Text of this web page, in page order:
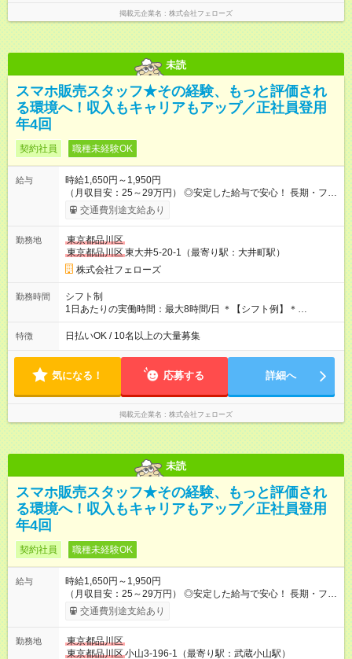
掲載元企業名 株式会社フェローズ
未読
スマホ販売スタッフ★その経験、もっと評価され
る環境へ！収入もキャリアもアップ／正社員登用
年4回
契約社員 職種未経験OK
給与
時給1,650円～1,950円
（月収目安：25～29万円） ◎安定した給与で安心！ 長期・フル
タイムで勤務いただける方にお越しいただきたいと思っていま
す。シフトが削られることはないので、安定した給与が入りま
たいという人もいると思います。このあたりは柔軟に対応する
ので、お気軽にご相談ください！ ※2ヶ月の試用期間がありま
す。その間の給与・待遇に変更はありません。 【試用期間】試
用期間あり 試用期間の長さ：2ヶ月 雇用形態、給与は本採用時
と同じです。
交通費別途支給あり
勤務地
東京都品川区
東京都品川区東大井5-20-1（最寄り駅：大井町駅）
株式会社フェローズ
勤務時間
シフト制
1日あたりの実働時間：最大8時間/日 ＊【シフト例】＊
(1) 10:00～19:00 (2) 11:00～20:00 (3) 12:00～21:00 など ◎
いずれも実働8時間・休憩1時間です。中抜けシフトなどはあり
たい」などあれば相談に応じますのでおっしゃってください！
特徴 日払いOK / 10名以上の大量募集
気になる！ 応募する 詳細へ
掲載元企業名 株式会社フェローズ
未読
スマホ販売スタッフ★その経験、もっと評価され
る環境へ！収入もキャリアもアップ／正社員登用
年4回
契約社員 職種未経験OK
給与
時給1,650円～1,950円
（月収目安：25～29万円） ◎安定した給与で安心！ 長期・フル
タイムで勤務いただける方にお越しいただきたいと思っていま
す。シフトが削られることはないので、安定した給与が入りま
たいという人もいると思います。このあたりは柔軟に対応する
ので、お気軽にご相談ください！ ※2ヶ月の試用期間がありま
交通費別途支給あり
勤務地
東京都品川区
東京都品川区小山3-196-1（最寄り駅：武蔵小山駅）